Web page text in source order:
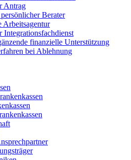
Antrag
Berater
Arbeitsagentur
Integrationsfachdienst
finanzielle Unterstützung
bei Ablehnung